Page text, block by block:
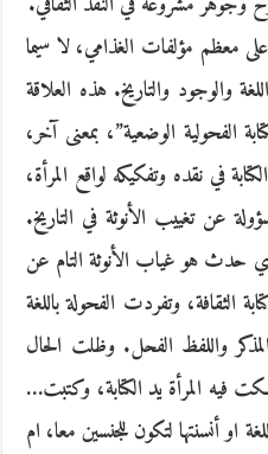
معظم مؤلفات الغذامي، لا سيما
والوجود والتاريخ. هذه العلاقة
الفحولية الوضعية”، بمعنى آخر،
في نقده وتفكيكه لواقع المرأة،
عن تغييب الأنوثة في التاريخ.
حدث هو غياب الأنوثة التام عن
الثقافة، وتفردت الفحولة باللغة
واللفظ الفحل. وظلت الحال
فيه المرأة يد الكتابة، وكتبت…
او أنسنتها لتكون للجنسين معا، ام